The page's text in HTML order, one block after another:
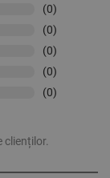
(0)
(0)
(0)
(0)
(0)
clienților.